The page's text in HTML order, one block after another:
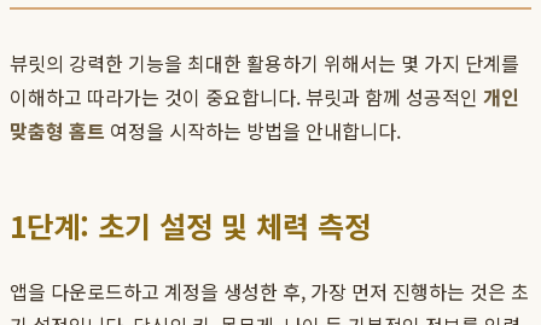
뷰릿의 강력한 기능을 최대한 활용하기 위해서는 몇 가지 단계를
이해하고 따라가는 것이 중요합니다. 뷰릿과 함께 성공적인 개인
맞춤형 홈트 여정을 시작하는 방법을 안내합니다.
1단계: 초기 설정 및 체력 측정
앱을 다운로드하고 계정을 생성한 후, 가장 먼저 진행하는 것은 초